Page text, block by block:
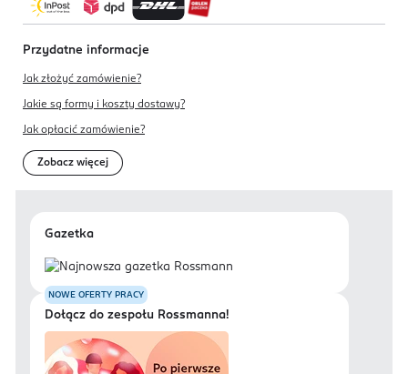
Przydatne informacje
Jak złożyć zamówienie?
Jakie są formy i koszty dostawy?
Jak opłacić zamówienie?
Zobacz więcej
Gazetka
NOWE OFERTY PRACY
Dołącz do zespołu Rossmanna!